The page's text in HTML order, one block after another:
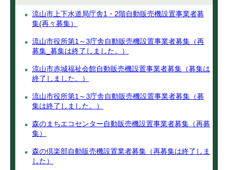
流山市上下水道局庁舎1・2階自動販売機設置事業者募
集(再々募集）
流山市役所第1～3庁舎自動販売機設置事業者募集（再
募集_募集は終了しました。）
流山市赤城福祉会館自動販売機設置事業者募集（募集は
終了しました。）
流山市役所第1～3庁舎自動販売機設置事業者募集（募
集は終了しました。）
森のまちエコセンター自動販売機設置事業者募集（再募
集）
森の倶楽部自動販売機設置業者募集（再募集は終了しま
した）